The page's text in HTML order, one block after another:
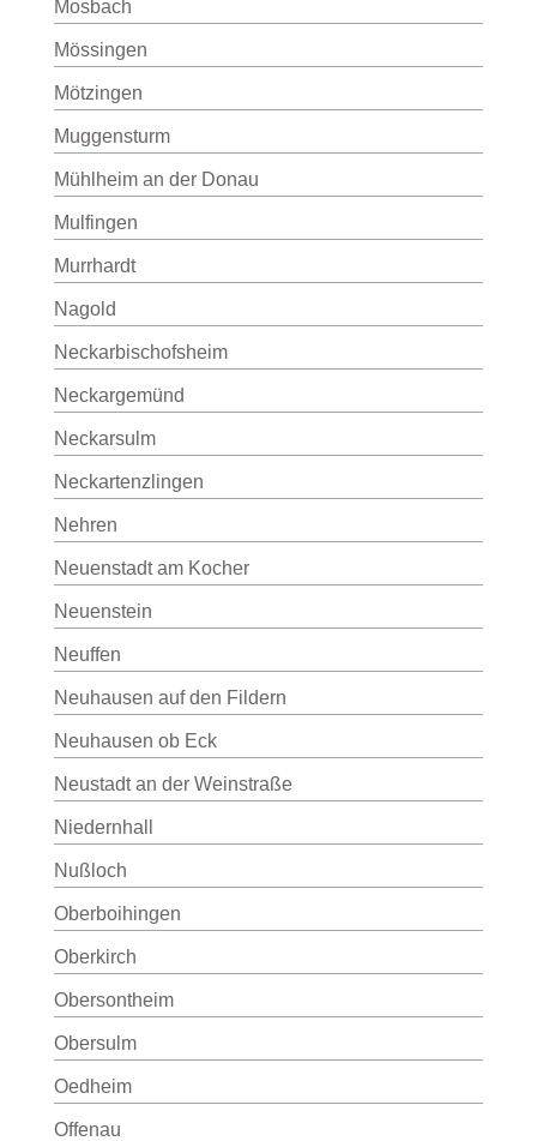
Mosbach
Mössingen
Mötzingen
Muggensturm
Mühlheim an der Donau
Mulfingen
Murrhardt
Nagold
Neckarbischofsheim
Neckargemünd
Neckarsulm
Neckartenzlingen
Nehren
Neuenstadt am Kocher
Neuenstein
Neuffen
Neuhausen auf den Fildern
Neuhausen ob Eck
Neustadt an der Weinstraße
Niedernhall
Nußloch
Oberboihingen
Oberkirch
Obersontheim
Obersulm
Oedheim
Offenau